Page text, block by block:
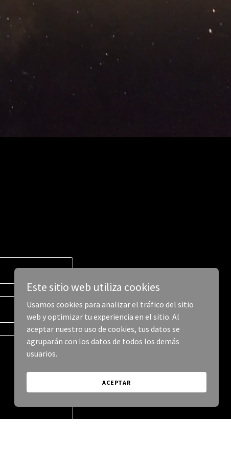
Este sitio web utiliza cookies
Usamos cookies para analizar el tráfico del sitio
web y optimizar tu experiencia en el sitio. Al
aceptar nuestro uso de cookies, tus datos se
agruparán con los datos de todos los demás
usuarios.
ACEPTAR